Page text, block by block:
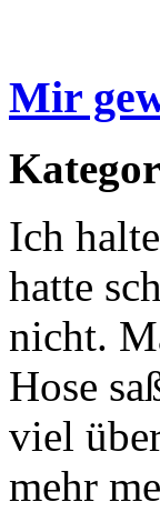
Mir
Ich
hatte
nicht.
Hose
viel
mehr